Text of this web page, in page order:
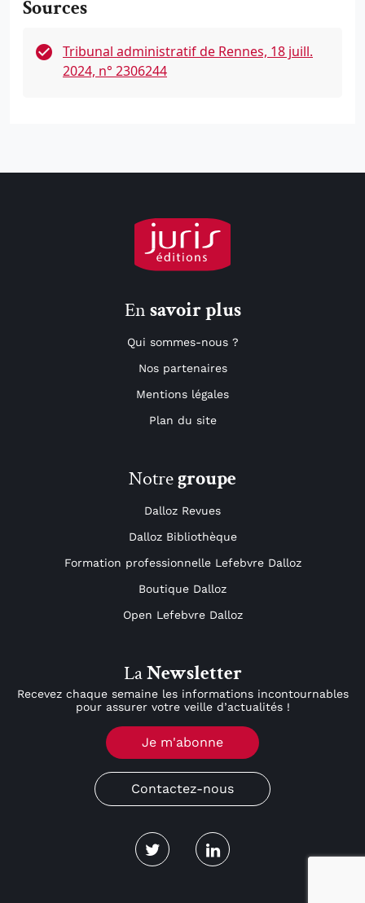
Sources
Tribunal administratif de Rennes, 18 juill.
2024, n° 2306244
Ensavoir plus
Qui sommes-nous ?
Nos partenaires
Mentions légales
Plan du site
Notregroupe
Dalloz Revues
Dalloz Bibliothèque
Formation professionnelle Lefebvre Dalloz
Boutique Dalloz
Open Lefebvre Dalloz
LaNewsletter
Recevez chaque semaine les informations incontournables
pour assurer votre veille d’actualités !
Je m'abonne
Contactez-nous